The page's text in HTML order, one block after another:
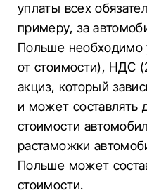
уплаты всех
примеру, за
Польше необходимо
от стоимости), НДС
акциз, который
и может составлять
стоимости
растаможки
Польше может
стоимости.